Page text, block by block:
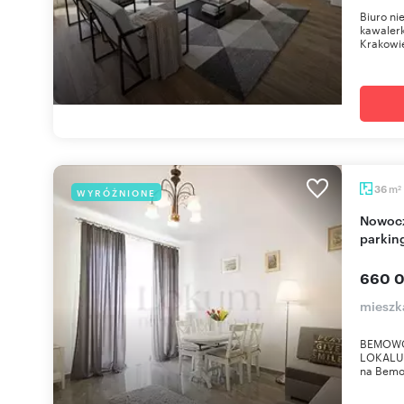
Biuro
WYRÓŻNIONE 36 m2
Nowoczesne 36 m² z balkonem i miejscem
660
na